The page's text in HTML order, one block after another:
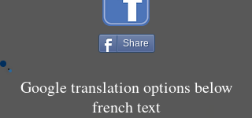
Share
Google translation options below
french text